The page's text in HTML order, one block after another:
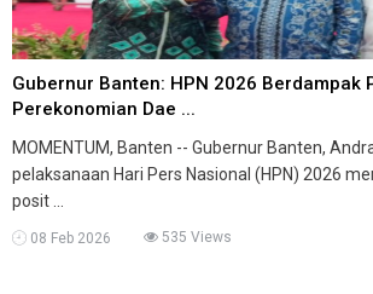
Gubernur Banten: HPN 2026 Berdampak
Perekonomian Dae ...
MOMENTUM, Banten -- Gubernur Banten,
pelaksanaan Hari Pers Nasional (HPN) 2026
posit ...
08 Feb 2026 535 Views